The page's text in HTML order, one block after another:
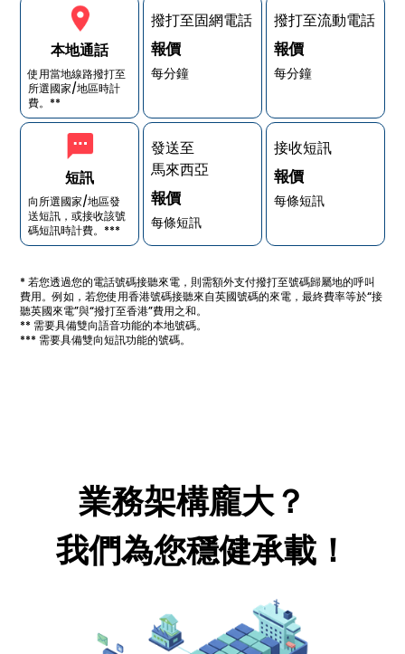
本地通話
使用當地線路撥打至
所選國家/地區時計
費。**
短訊
向所選國家/地區發
送短訊，或接收該號
碼短訊時計費。***
撥打至固網電話
報價
每分鐘
發送至
馬來西亞
報價
每條短訊
撥打至流動電話
報價
每分鐘
接收短訊
報價
每條短訊
* 若您透過您的電話號碼接聽來電，則需額外支付撥打至號碼歸屬地的呼叫
費用。例如，若您使用香港號碼接聽來自英國號碼的來電，最終費率等於“接
聽英國來電”與“撥打至香港”費用之和。
** 需要具備雙向語音功能的本地號碼。
*** 需要具備雙向短訊功能的號碼。
業務架構龐大？
我們為您穩健承載！